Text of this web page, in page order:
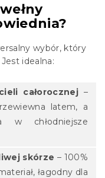
wybór, który
idealna:
całorocznej –
latem, a
w chłodniejsze
skórze – 100%
łagodny dla